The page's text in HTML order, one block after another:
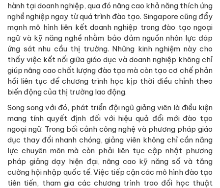
hành tại doanh nghiệp, qua đó nâng cao khả năng thích ứng
nghề nghiệp ngay từ quá trình đào tạo. Singapore cũng đẩy
mạnh mô hình liên kết doanh nghiệp trong đào tạo ngoại
ngữ và kỹ năng nghề nhằm bảo đảm nguồn nhân lực đáp
ứng sát nhu cầu thị trường. Những kinh nghiệm này cho
thấy việc kết nối giữa giáo dục và doanh nghiệp không chỉ
giúp nâng cao chất lượng đào tạo mà còn tạo cơ chế phản
hồi liên tục để chương trình học kịp thời điều chỉnh theo
biến động của thị trường lao động.
Song song với đó, phát triển đội ngũ giảng viên là điều kiện
mang tính quyết định đối với hiệu quả đổi mới đào tạo
ngoại ngữ. Trong bối cảnh công nghệ và phương pháp giáo
dục thay đổi nhanh chóng, giảng viên không chỉ cần năng
lực chuyên môn mà còn phải liên tục cập nhật phương
pháp giảng dạy hiện đại, nâng cao kỹ năng số và tăng
cường hội nhập quốc tế. Việc tiếp cận các mô hình đào tạo
tiên tiến, tham gia các chương trình trao đổi học thuật